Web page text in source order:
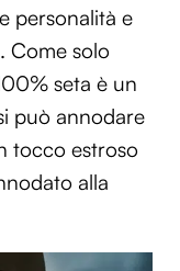
personalità e
Come solo
seta è un
può annodare
tocco estroso
alla